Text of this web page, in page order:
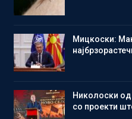
Мицкоски:
Николоски
со проекти